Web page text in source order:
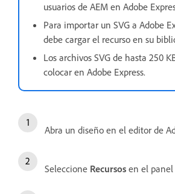
usuarios de AEM en Adobe
Para importar un SVG a Adobe
debe cargar el recurso en su
Los archivos SVG de hasta 250
colocar en Adobe Express.
Abra un diseño en el editor de
Seleccione Recursos en el panel